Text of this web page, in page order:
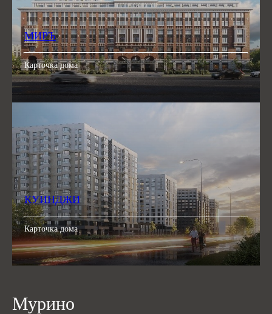
МИРЪ
Карточка дома
КУИНДЖИ
Карточка дома
Мурино